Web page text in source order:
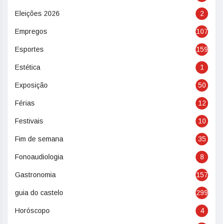
Eleições 2026 2
Empregos 107
Esportes 159
Estética 1
Exposição 50
Férias 12
Festivais 10
Fim de semana 35
Fonoaudiologia 8
Gastronomia 157
guia do castelo 299
Horóscopo 4